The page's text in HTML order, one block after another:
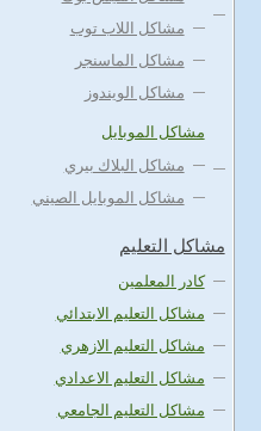
مشاكل اللاب توب
مشاكل الماسنجر
مشاكل الويندوز
مشاكل الموبايل
مشاكل البلاك بيري
مشاكل الموبايل الصيني
مشاكل التعليم
كادر المعلمين
مشاكل التعليم الابتدائي
مشاكل التعليم الازهري
مشاكل التعليم الاعدادي
مشاكل التعليم الجامعي